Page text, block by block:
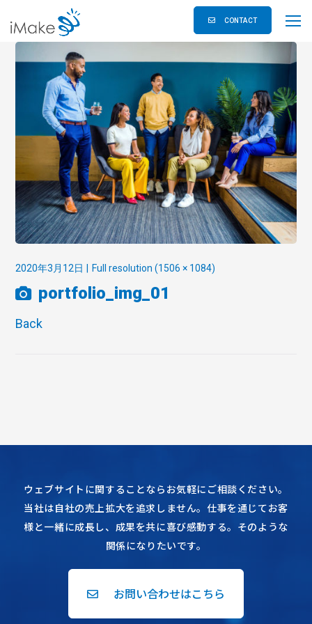
CONTACT
2020年3月12日 Full resolution (1506 × 1084)
portfolio_img_01
Back
ウェブサイトに関することならお気軽にご相談ください。
当社は自社の売上拡大を追求しません。仕事を通じてお客
様と一緒に成長し、成果を共に喜び感動する。そのような
関係になりたいです。
お問い合わせはこちら